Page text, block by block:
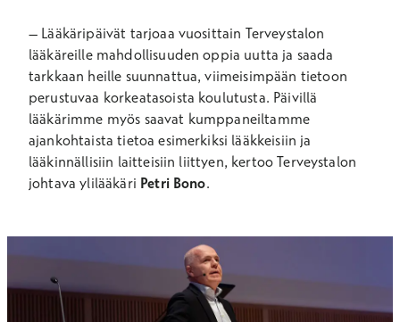
– Lääkäripäivät tarjoaa vuosittain Terveystalon
lääkäreille mahdollisuuden oppia uutta ja saada
tarkkaan heille suunnattua, viimeisimpään tietoon
perustuvaa korkeatasoista koulutusta. Päivillä
lääkärimme myös saavat kumppaneiltamme
ajankohtaista tietoa esimerkiksi lääkkeisiin ja
lääkinnällisiin laitteisiin liittyen, kertoo Terveystalon
johtava ylilääkäri Petri Bono.